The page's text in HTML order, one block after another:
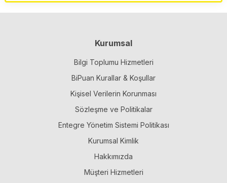
Kurumsal
Bilgi Toplumu Hizmetleri
BiPuan Kurallar & Koşullar
Kişisel Verilerin Korunması
Sözleşme ve Politikalar
Entegre Yönetim Sistemi Politikası
Kurumsal Kimlik
Hakkımızda
Müşteri Hizmetleri